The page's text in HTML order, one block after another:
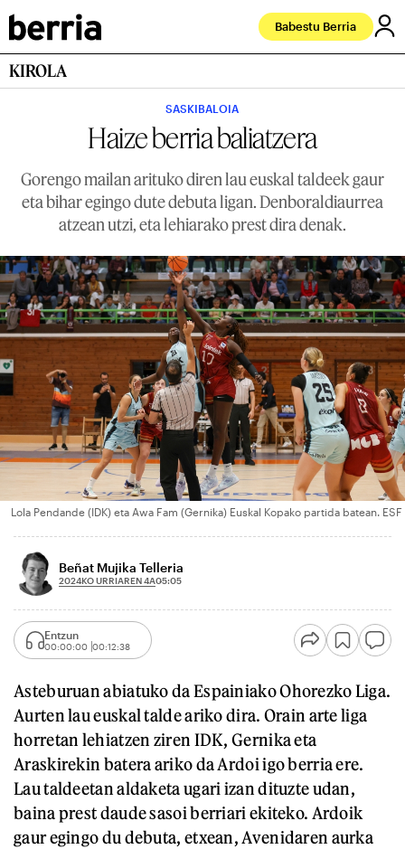
Babestu Berria
KIROLA
SASKIBALOIA
Haize berria baliatzera
Gorengo mailan arituko diren lau euskal taldeek gaur
eta bihar egingo dute debuta ligan. Denboraldiaurrea
atzean utzi, eta lehiarako prest dira denak.
Lola Pendande (IDK) eta Awa Fam (Gernika) Euskal Kopako partida batean. ESF
Beñat Mujika Telleria
2024KO URRIAREN 4A05:05
Entzun
00:00:00 00:12:38
Asteburuan abiatuko da Espainiako Ohorezko Liga.
Aurten lau euskal talde ariko dira. Orain arte liga
horretan lehiatzen ziren IDK, Gernika eta
Araskirekin batera ariko da Ardoi igo berria ere.
Lau taldeetan aldaketa ugari izan dituzte udan,
baina prest daude sasoi berriari ekiteko. Ardoik
gaur egingo du debuta, etxean, Avenidaren aurka